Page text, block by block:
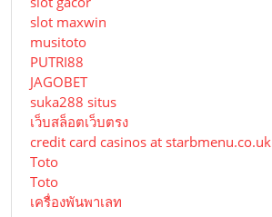
slot maxwin
musitoto
PUTRI88
JAGOBET
suka288 situs
เว็บสล็อตเว็บตรง
credit card casinos at starbmenu.co.uk
Toto
Toto
เครื่องพันพาเลท